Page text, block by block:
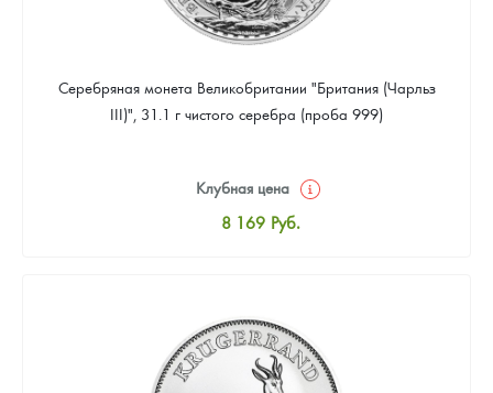
Серебряная монета Великобритании "Британия (Чарльз
III)", 31.1 г чистого серебра (проба 999)
Клубная цена
8 169 Руб.
Звоните